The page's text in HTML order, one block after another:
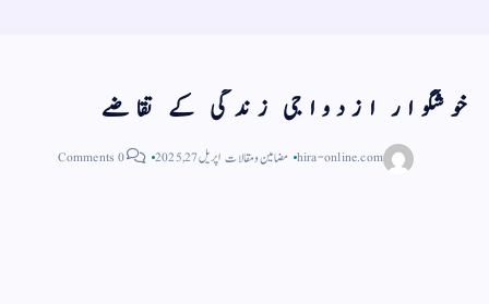
خوشگوار ازدواجی زندگی کے تقاضے
hira-online.com مضامین و مقالات اپریل 27, 2025 0 Comments